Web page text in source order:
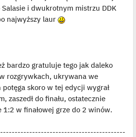
i dwukrotnym mistrzu DDK
najwyższy laur
bardzo gratuluje tego jak daleko
rozgrywkach, ukrywana we
skoro w tej edycji wygrał
zaszedł do finału, ostatecznie
w finałowej grze do 2 winów.